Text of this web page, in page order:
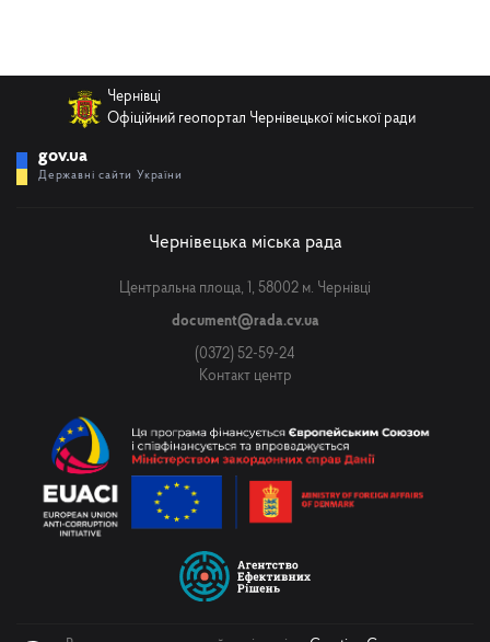
Чернівці
Офіційний геопортал Чернівецької міської ради
gov.ua
Державні сайти України
Чернівецька міська рада
Центральна площа, 1, 58002 м. Чернівці
document@rada.cv.ua
(0372) 52-59-24
Контакт центр